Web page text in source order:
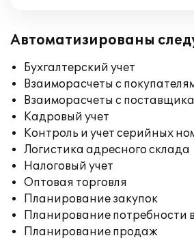
Автоматизированы
Бухгалтерский учет
Взаиморасчеты с
Взаиморасчеты с
Кадровый учет
Контроль и учет серийных
Логистика адресного склада
Налоговый учет
Оптовая торговля
Планирование закупок
Планирование потребности
Планирование продаж